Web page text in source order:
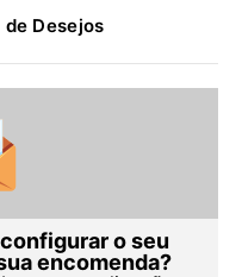
Desejos
o seu
encomenda?